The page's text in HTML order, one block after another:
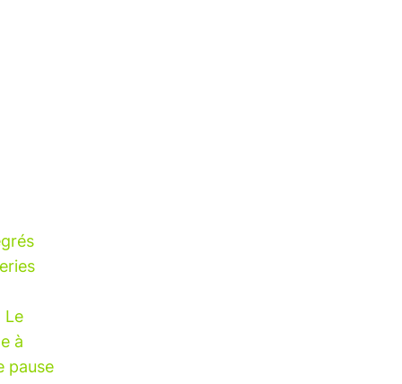
Le
à
pause